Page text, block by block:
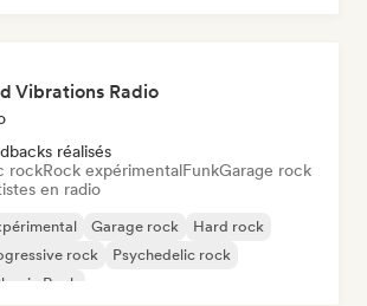
Vibrations Radio
réalisés
rockRock expérimentalFunkGarage rock
en radio
Garage rock
Hard rock
rock
Psychedelic rock
Rock